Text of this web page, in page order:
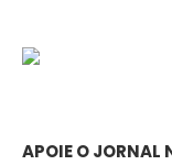
APOIE O JORNAL